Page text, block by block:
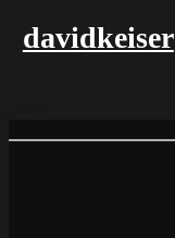
davidkeiser